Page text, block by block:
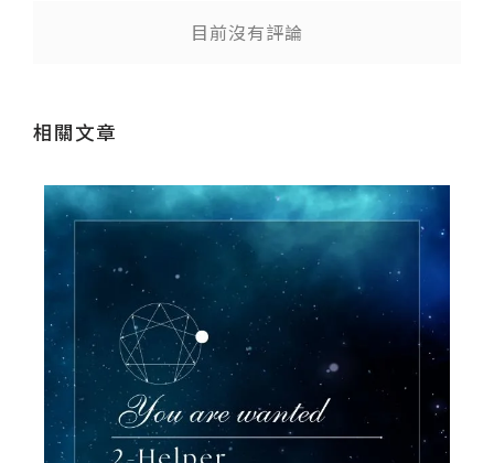
目前沒有評論
相關文章